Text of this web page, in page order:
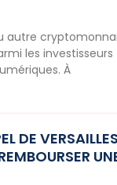
autre
les investisseurs
À
DE VERSAILLES